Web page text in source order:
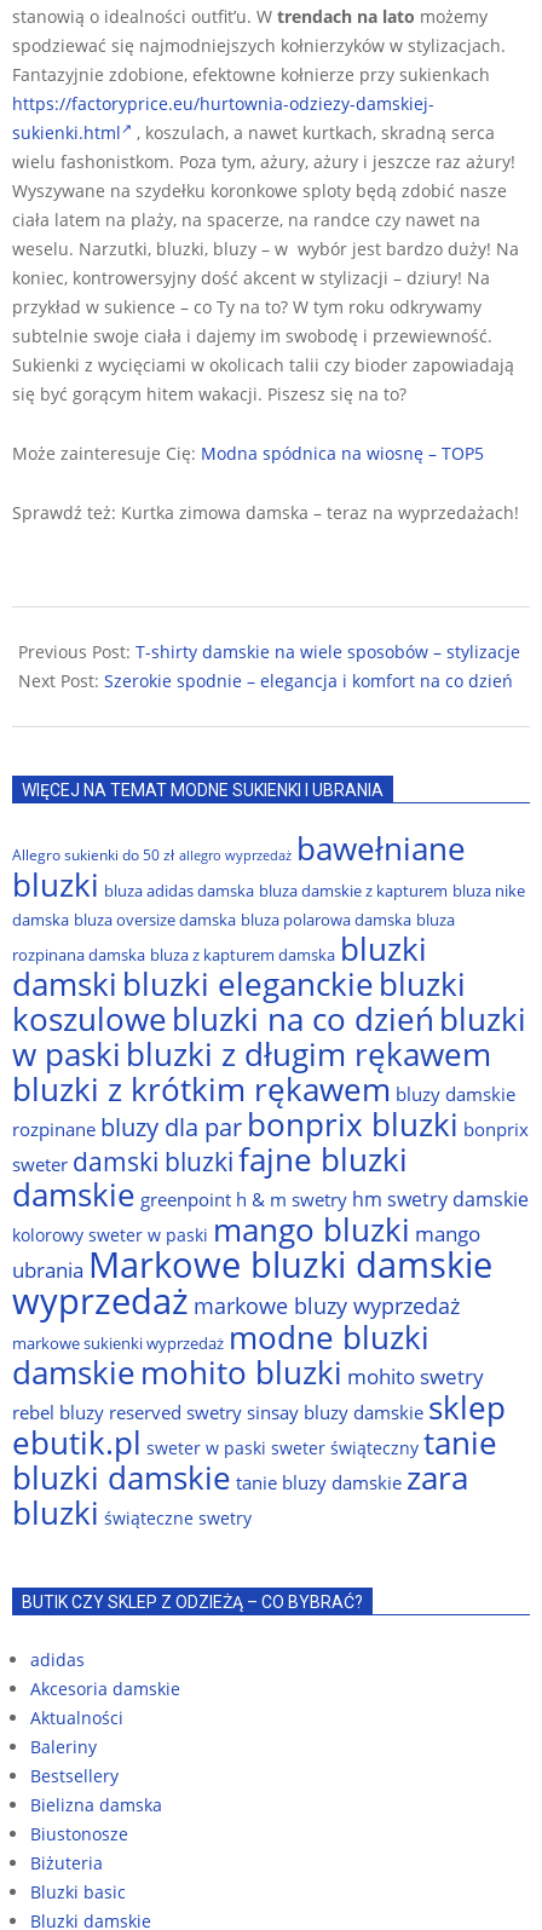
stanowią o idealności outfit’u. W trendach na lato możemy
spodziewać się najmodniejszych kołnierzyków w stylizacjach.
Fantazyjnie zdobione, efektowne kołnierze przy sukienkach
https://factoryprice.eu/hurtownia-odziezy-damskiej-
sukienki.html
, koszulach, a nawet kurtkach, skradną serca
wielu fashonistkom. Poza tym, ażury, ażury i jeszcze raz ażury!
Wyszywane na szydełku koronkowe sploty będą zdobić nasze
ciała latem na plaży, na spacerze, na randce czy nawet na
weselu. Narzutki, bluzki, bluzy – w wybór jest bardzo duży! Na
koniec, kontrowersyjny dość akcent w stylizacji – dziury! Na
przykład w sukience – co Ty na to? W tym roku odkrywamy
subtelnie swoje ciała i dajemy im swobodę i przewiewność.
Sukienki z wycięciami w okolicach talii czy bioder zapowiadają
się być gorącym hitem wakacji. Piszesz się na to?
Może zainteresuje Cię: Modna spódnica na wiosnę – TOP5
Sprawdź też: Kurtka zimowa damska – teraz na wyprzedażach!
03-
18
Previous Post: T-shirty damskie na wiele sposobów – stylizacje
Next Post: Szerokie spodnie – elegancja i komfort na co dzień
WIĘCEJ NA TEMAT MODNE SUKIENKI I UBRANIA
Allegro sukienki do 50 zł allegro wyprzedaż bawełniane
bluzki bluza adidas damska bluza damskie z kapturem bluza nike
damska bluza oversize damska bluza polarowa damska bluza
rozpinana damska bluza z kapturem damska bluzki
damski bluzki eleganckie bluzki
koszulowe bluzki na co dzień bluzki
w paski bluzki z długim rękawem
bluzki z krótkim rękawem bluzy damskie
rozpinane bluzy dla par bonprix bluzki bonprix
sweter damski bluzkifajne bluzki
damskie greenpoint h & m swetry hm swetry damskie
kolorowy sweter w paski mango bluzki mango
ubrania Markowe bluzki damskie
wyprzedaż markowe bluzy wyprzedaż
markowe sukienki wyprzedaż modne bluzki
damskiemohito bluzki mohito swetry
rebel bluzy reserved swetrysinsay bluzy damskie sklep
ebutik.pl sweter w paski sweter świąteczny tanie
bluzki damskie tanie bluzy damskie zara
bluzki świąteczne swetry
BUTIK CZY SKLEP Z ODZIEŻĄ – CO BYBRAĆ?
adidas
Akcesoria damskie
Aktualności
Baleriny
Bestsellery
Bielizna damska
Biustonosze
Biżuteria
Bluzki basic
Bluzki damskie